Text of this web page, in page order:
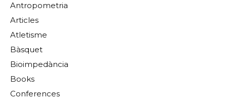
Antropometria
Articles
Atletisme
Bàsquet
Bioimpedància
Books
Conferences